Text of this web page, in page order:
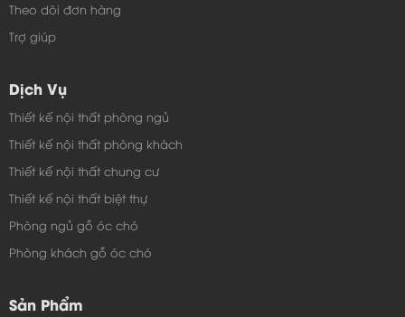
Theo dõi đơn hàng
Trợ giúp
Dịch Vụ
Thiết kế nội thất phòng ngủ
Thiết kế nội thất phòng khách
Thiết kế nội thất chung cư
Thiết kế nội thất biệt thự
Phòng ngủ gỗ óc chó
Phòng khách gỗ óc chó
Sản Phẩm